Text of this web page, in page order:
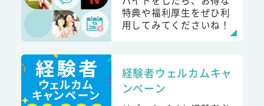
特典や福利厚生をぜひ利
用してみてくださいね！
経験者ウェルカムキャ
ンペーン